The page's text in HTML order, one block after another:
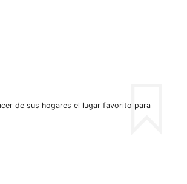
de sus hogares el lugar favorito para